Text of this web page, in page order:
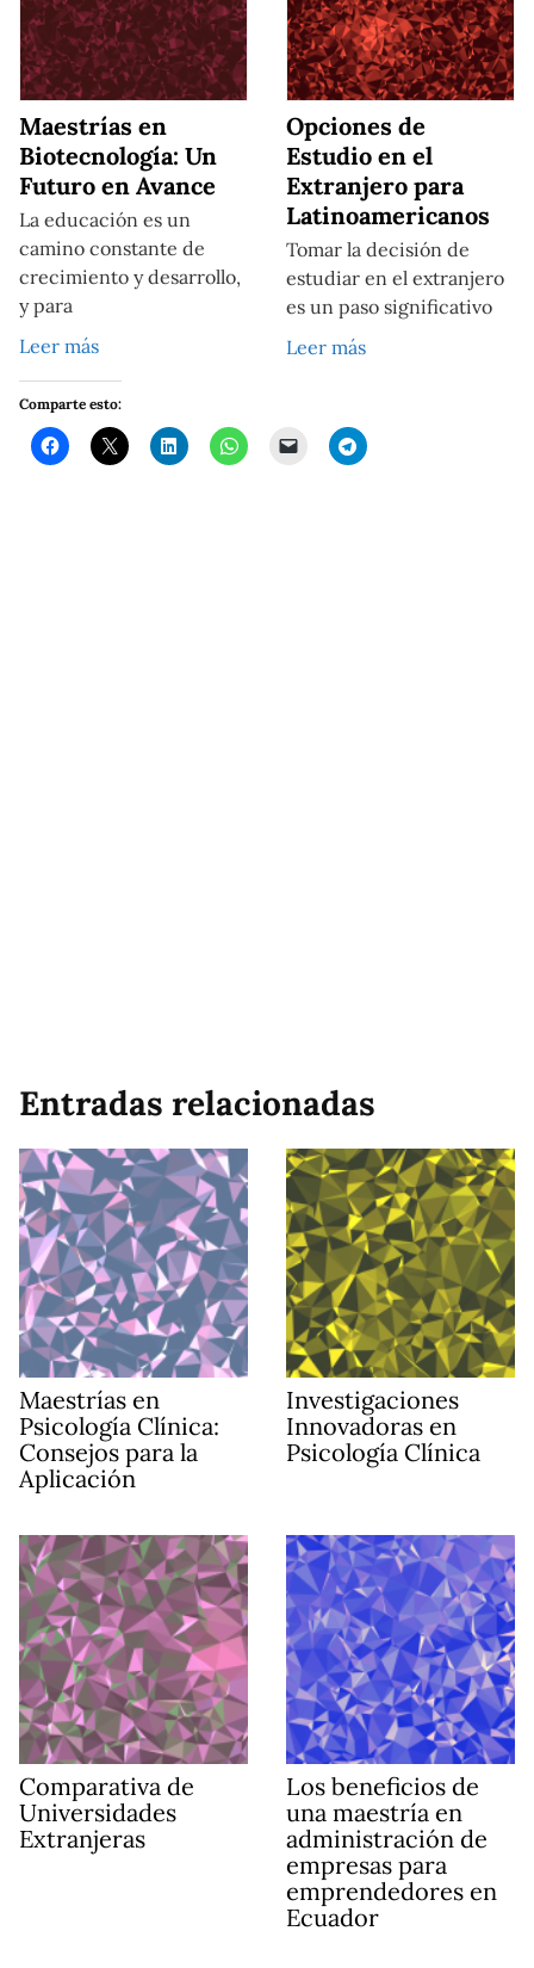
Maestrías en
Biotecnología: Un
Futuro en Avance
La educación es un
camino constante de
crecimiento y desarrollo,
y para
Leer más
Opciones de
Estudio en el
Extranjero para
Latinoamericanos
Tomar la decisión de
estudiar en el extranjero
es un paso significativo
Leer más
Comparte esto:
Entradas relacionadas
Maestrías en
Psicología Clínica:
Consejos para la
Aplicación
Investigaciones
Innovadoras en
Psicología Clínica
Comparativa de
Universidades
Extranjeras
Los beneficios de
una maestría en
administración de
empresas para
emprendedores en
Ecuador